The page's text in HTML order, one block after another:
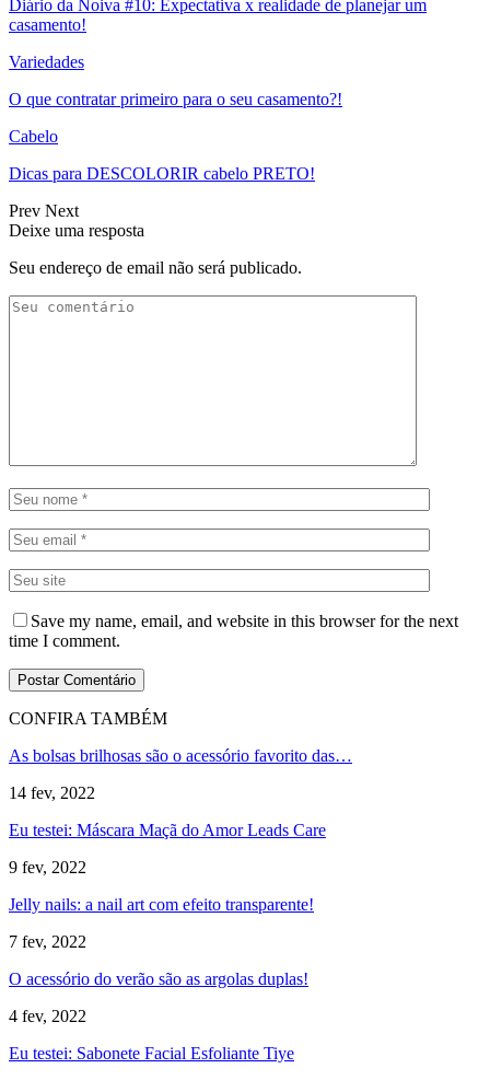
Diário da Noiva #10: Expectativa x realidade de planejar um
casamento!
Variedades
O que contratar primeiro para o seu casamento?!
Cabelo
Dicas para DESCOLORIR cabelo PRETO!
Prev Next
Deixe uma resposta
Seu endereço de email não será publicado.
Save my name, email, and website in this browser for the next
time I comment.
CONFIRA TAMBÉM
As bolsas brilhosas são o acessório favorito das…
14 fev, 2022
Eu testei: Máscara Maçã do Amor Leads Care
9 fev, 2022
Jelly nails: a nail art com efeito transparente!
7 fev, 2022
O acessório do verão são as argolas duplas!
4 fev, 2022
Eu testei: Sabonete Facial Esfoliante Tiye